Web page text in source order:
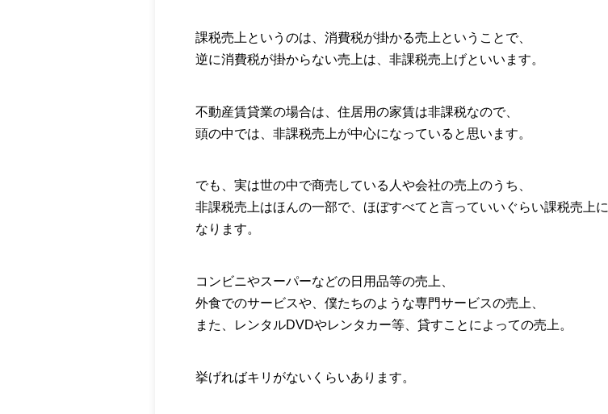
課税売上というのは、消費税が掛かる売上ということで、
逆に消費税が掛からない売上は、非課税売上げといいます。
不動産賃貸業の場合は、住居用の家賃は非課税なので、
頭の中では、非課税売上が中心になっていると思います。
でも、実は世の中で商売している人や会社の売上のうち、
非課税売上はほんの一部で、ほぼすべてと言っていいぐらい課税売上に
なります。
コンビニやスーパーなどの日用品等の売上、
外食でのサービスや、僕たちのような専門サービスの売上、
また、レンタルDVDやレンタカー等、貸すことによっての売上。
挙げればキリがないくらいあります。